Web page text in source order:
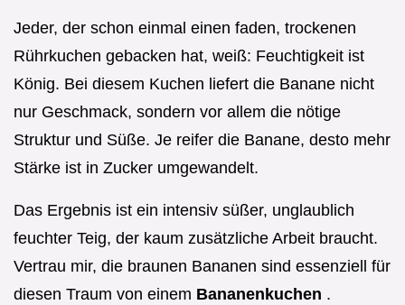
Jeder, der schon einmal einen faden, trockenen
Rührkuchen gebacken hat, weiß: Feuchtigkeit ist
König. Bei diesem Kuchen liefert die Banane nicht
nur Geschmack, sondern vor allem die nötige
Struktur und Süße. Je reifer die Banane, desto mehr
Stärke ist in Zucker umgewandelt.
Das Ergebnis ist ein intensiv süßer, unglaublich
feuchter Teig, der kaum zusätzliche Arbeit braucht.
Vertrau mir, die braunen Bananen sind essenziell für
diesen Traum von einem Bananenkuchen .